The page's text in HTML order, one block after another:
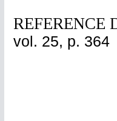
REFERENCE
vol. 25, p. 364